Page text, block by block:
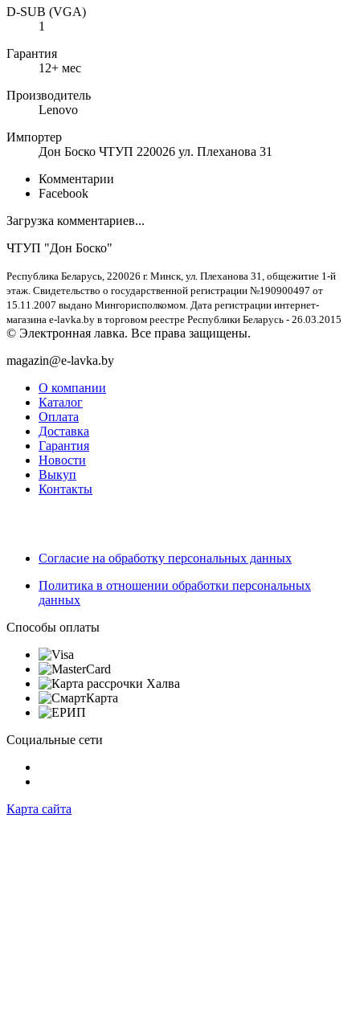
D-SUB (VGA)
1
Гарантия
12+ мес
Производитель
Lenovo
Импортер
Дон Боско ЧТУП 220026 ул. Плеханова 31
Комментарии
Facebook
Загрузка комментариев...
ЧТУП "Дон Боско"
Республика Беларусь, 220026 г. Минск, ул. Плеханова 31, общежитие 1-й
этаж. Свидетельство о государственной регистрации №190900497 от
15.11.2007 выдано Мингорисполкомом. Дата регистрации интернет-
магазина e-lavka.by в торговом реестре Республики Беларусь - 26.03.2015
© Электронная лавка. Все права защищены.
magazin@e-lavka.by
О компании
Каталог
Оплата
Доставка
Гарантия
Новости
Выкуп
Контакты
Согласие на обработку персональных данных
Политика в отношении обработки персональных
данных
Способы оплаты
Социальные сети
Карта сайта